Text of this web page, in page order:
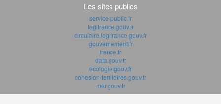
Les sites publics
service-public.fr
legifrance.gouv.fr
circulaire.legifrance.gouv.fr
gouvernement.fr
france.fr
data.gouv.fr
ecologie.gouv.fr
cohesion-territoires.gouv.fr
mer.gouv.fr